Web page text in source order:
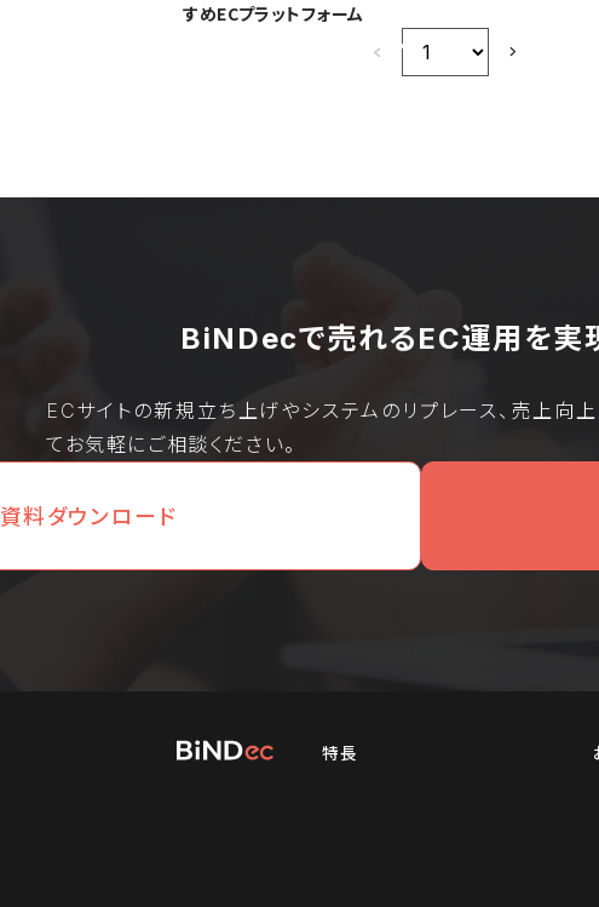
すめECプラットフォーム
BiNDecで売れるEC運用を実現
ECサイトの新規立ち上げやシステムのリプレース、売上向
てお気軽にご相談ください。
資料ダウンロード
特長